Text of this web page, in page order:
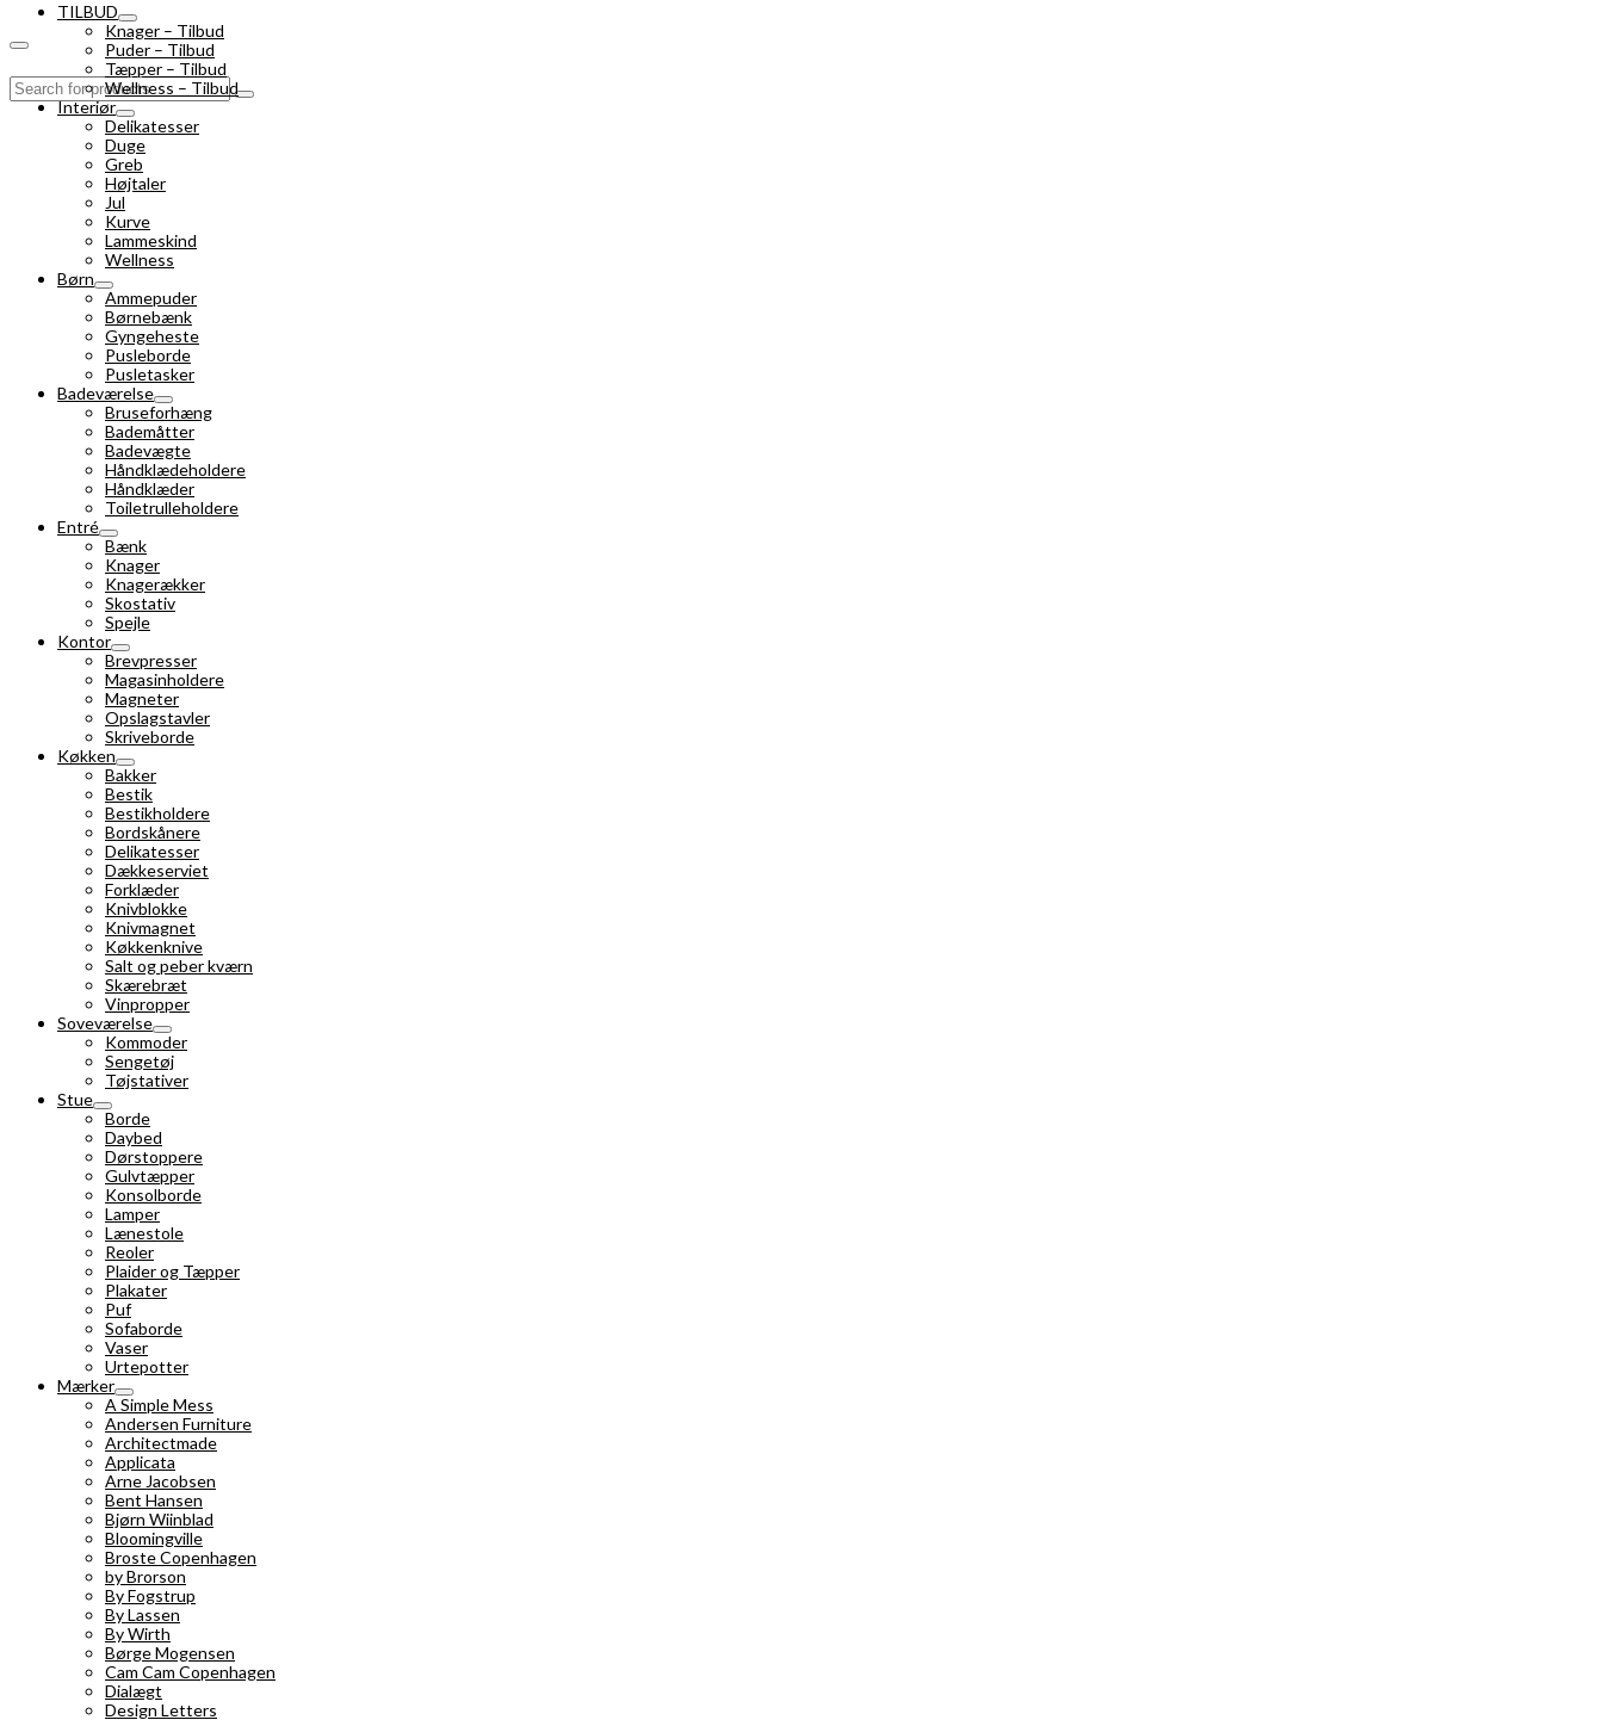
Search
for:
TILBUD
Knager – Tilbud
Puder – Tilbud
Tæpper – Tilbud
Wellness – Tilbud
Interiør
Delikatesser
Duge
Greb
Højtaler
Jul
Kurve
Lammeskind
Wellness
Børn
Ammepuder
Børnebænk
Gyngeheste
Pusleborde
Pusletasker
Badeværelse
Bruseforhæng
Bademåtter
Badevægte
Håndklædeholdere
Håndklæder
Toiletrulleholdere
Entré
Bænk
Knager
Knagerækker
Skostativ
Spejle
Kontor
Brevpresser
Magasinholdere
Magneter
Opslagstavler
Skriveborde
Køkken
Bakker
Bestik
Bestikholdere
Bordskånere
Delikatesser
Dækkeserviet
Forklæder
Knivblokke
Knivmagnet
Køkkenknive
Salt og peber kværn
Skærebræt
Vinpropper
Soveværelse
Kommoder
Sengetøj
Tøjstativer
Stue
Borde
Daybed
Dørstoppere
Gulvtæpper
Konsolborde
Lamper
Lænestole
Reoler
Plaider og Tæpper
Plakater
Puf
Sofaborde
Vaser
Urtepotter
Mærker
A Simple Mess
Andersen Furniture
Architectmade
Applicata
Arne Jacobsen
Bent Hansen
Bjørn Wiinblad
Bloomingville
Broste Copenhagen
by Brorson
By Fogstrup
By Lassen
By Wirth
Børge Mogensen
Cam Cam Copenhagen
Dialægt
Design Letters